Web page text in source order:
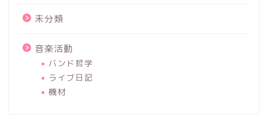
未分類
音楽活動
バンド哲学
ライブ日記
機材